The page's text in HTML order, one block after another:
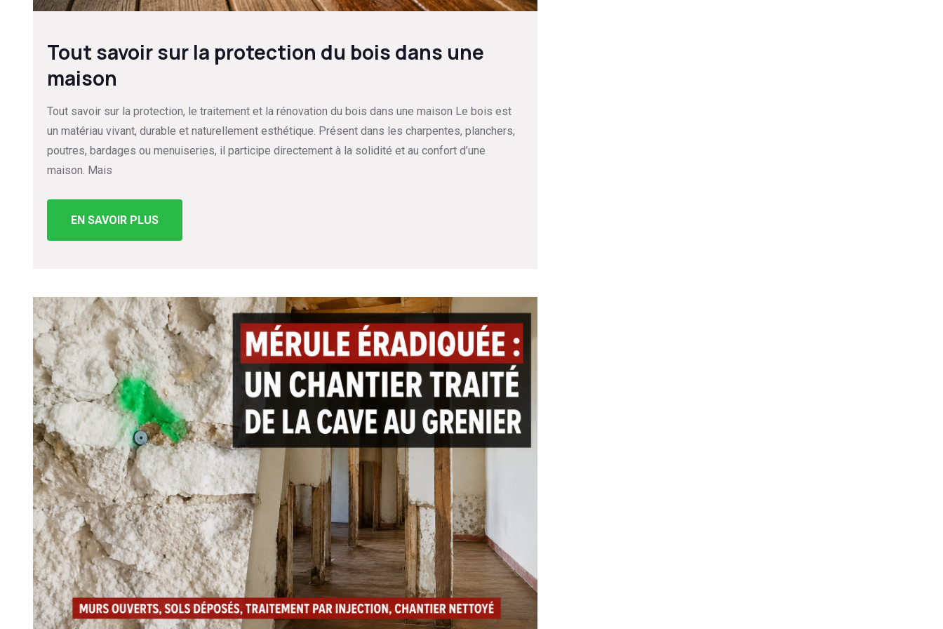
Tout savoir sur la protection du bois dans une
maison
Tout savoir sur la protection, le traitement et la rénovation du bois dans une maison Le bois est
un matériau vivant, durable et naturellement esthétique. Présent dans les charpentes, planchers,
poutres, bardages ou menuiseries, il participe directement à la solidité et au confort d’une
maison. Mais
EN SAVOIR PLUS